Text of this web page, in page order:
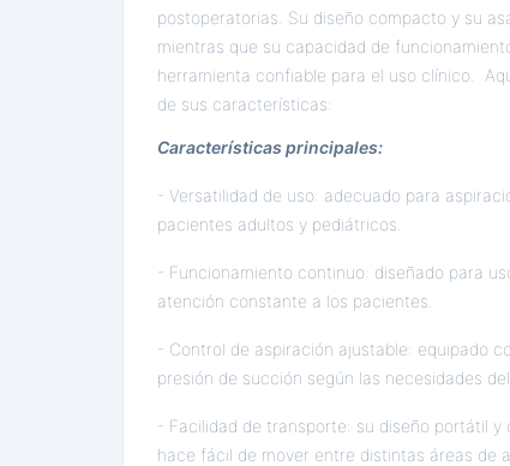
postoperatorias. Su diseño compacto y su
mientras que su capacidad de
herramienta confiable para el uso clínico.
de sus características:
Características principales:
- Versatilidad de uso: adecuado para
pacientes adultos y pediátricos.
- Funcionamiento continuo: diseñado para
atención constante a los pacientes.
- Control de aspiración ajustable: equipado
presión de succión según las necesidades
- Facilidad de transporte: su diseño portátil
hace fácil de mover entre distintas áreas de